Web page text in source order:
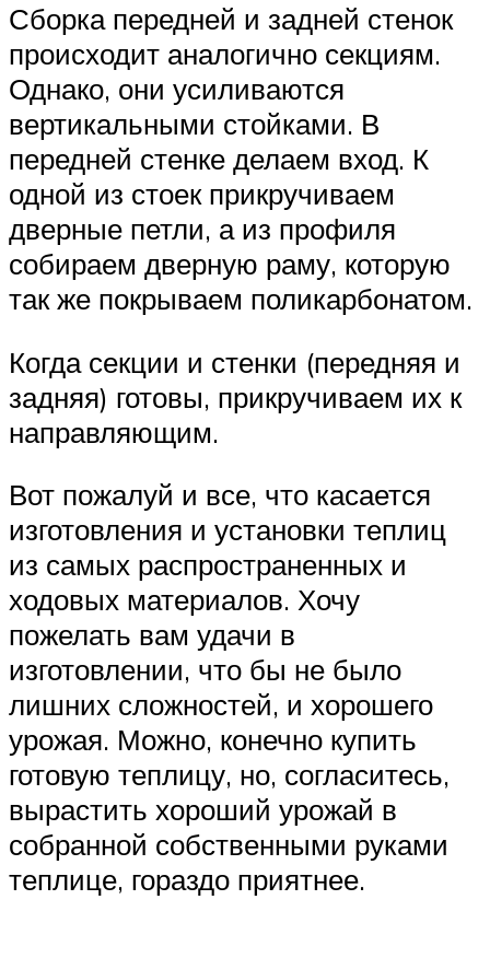
Сборка передней и задней стенок
происходит аналогично секциям.
Однако, они усиливаются
вертикальными стойками. В
передней стенке делаем вход. К
одной из стоек прикручиваем
дверные петли, а из профиля
собираем дверную раму, которую
так же покрываем поликарбонатом.
Когда секции и стенки (передняя и
задняя) готовы, прикручиваем их к
направляющим.
Вот пожалуй и все, что касается
изготовления и установки теплиц
из самых распространенных и
ходовых материалов. Хочу
пожелать вам удачи в
изготовлении, что бы не было
лишних сложностей, и хорошего
урожая. Можно, конечно купить
готовую теплицу, но, согласитесь,
вырастить хороший урожай в
собранной собственными руками
теплице, гораздо приятнее.